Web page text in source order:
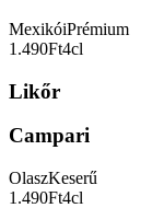
MexikóiPrémium
1.490Ft4cl
Likőr
Campari
OlaszKeserű
1.490Ft4cl